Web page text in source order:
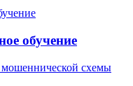
обучение